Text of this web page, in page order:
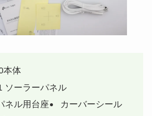
本体
ソーラーパネル
ネル用台座
カーバーシール